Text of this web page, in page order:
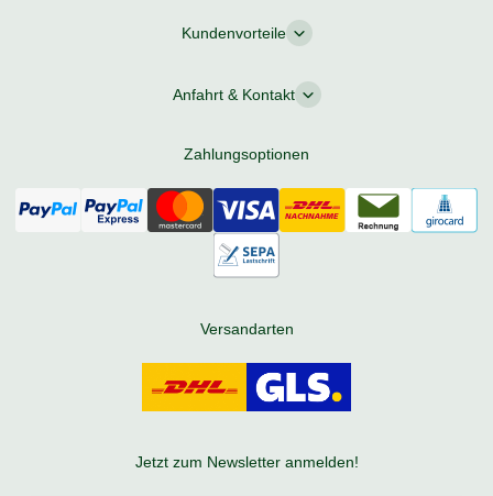
Kundenvorteile
Anfahrt & Kontakt
Zahlungsoptionen
Versandarten
Jetzt zum Newsletter anmelden!